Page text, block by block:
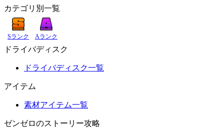
カテゴリ別一覧
Sランク Aランク
ドライバディスク
ドライバディスク一覧
アイテム
素材アイテム一覧
ゼンゼロのストーリー攻略